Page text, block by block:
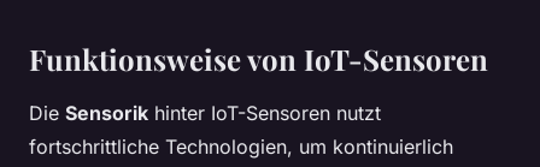
Funktionsweise von IoT-Sensoren
Die Sensorik hinter IoT-Sensoren nutzt
fortschrittliche Technologien, um kontinuierlich